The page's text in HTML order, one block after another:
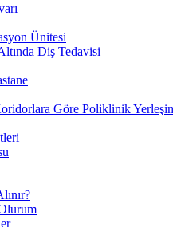
Ünitesi
Diş Tedavisi
Göre Poliklinik